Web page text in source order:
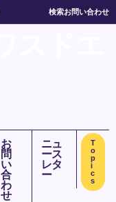
検索お問い合わせ
お
問
い
合
わ
せ
ニュ
ース
レタ
ー
T
o
p
i
c
s